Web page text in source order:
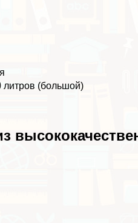
литров (большой)